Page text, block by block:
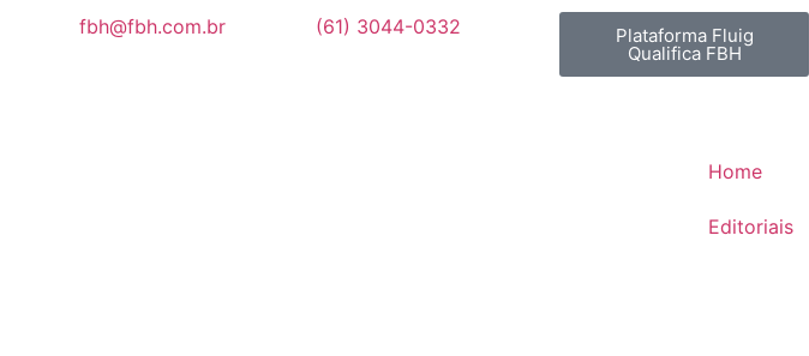
fbh@fbh.com.br (61) 3044-0332 Plataforma Fluig
Qualifica FBH
Home
Editoriais